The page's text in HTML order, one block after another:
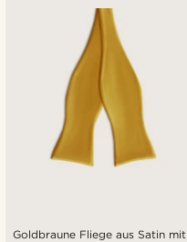
Goldbraune Fliege aus Satin mit